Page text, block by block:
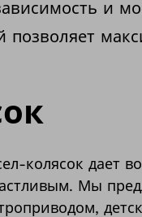
и
колясок дает
Мы